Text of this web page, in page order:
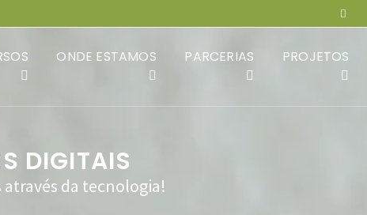
ONDE ESTAMOS PARCERIAS PROJETOS
DIGITAIS
através da tecnologia!